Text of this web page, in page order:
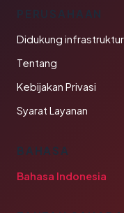
PERUSAHAAN
Didukung
Tentang
Kebijakan Privasi
Syarat Layanan
BAHASA
Bahasa Indonesia